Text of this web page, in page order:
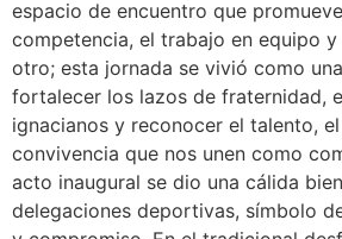
espacio de encuentro que
competencia, el trabajo en equipo
otro; esta jornada se vivió como
fortalecer los lazos de fraternidad,
ignacianos y reconocer el talento,
convivencia que nos unen como
acto inaugural se dio una cálida
delegaciones deportivas, símbolo